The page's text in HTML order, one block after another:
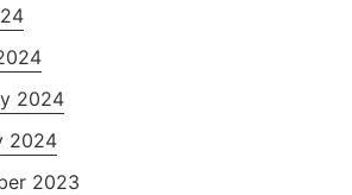
2024
2024
2023